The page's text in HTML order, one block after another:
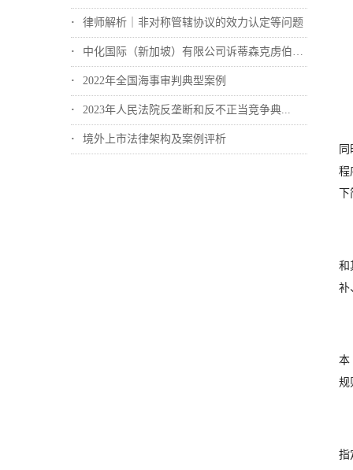
律师解析｜非对称管辖协议的效力认定等问题
中化国际（新加坡）有限公司诉蒂森克虏伯冶...
2022年全国海事审判典型案例
2023年人民法院反垄断和反不正当竞争典...
境外上市法律架构及案例评析
程
和
补
本
规
指